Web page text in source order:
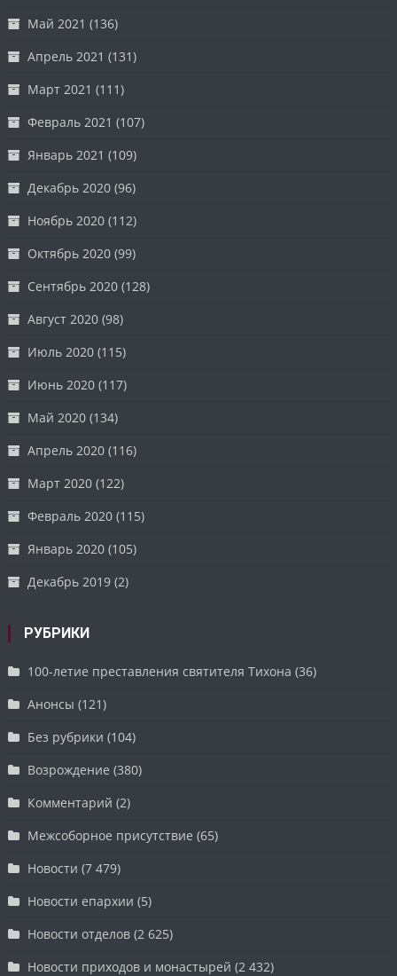
Май 2021 (136)
Апрель 2021 (131)
Март 2021 (111)
Февраль 2021 (107)
Январь 2021 (109)
Декабрь 2020 (96)
Ноябрь 2020 (112)
Октябрь 2020 (99)
Сентябрь 2020 (128)
Август 2020 (98)
Июль 2020 (115)
Июнь 2020 (117)
Май 2020 (134)
Апрель 2020 (116)
Март 2020 (122)
Февраль 2020 (115)
Январь 2020 (105)
Декабрь 2019 (2)
РУБРИКИ
100-летие преставления святителя Тихона (36)
Анонсы (121)
Без рубрики (104)
Возрождение (380)
Комментарий (2)
Межсоборное присутствие (65)
Новости (7 479)
Новости епархии (5)
Новости отделов (2 625)
Новости приходов и монастырей (2 432)